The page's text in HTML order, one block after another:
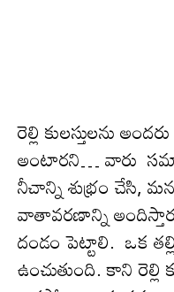
రెల్లి కులస్తులను
అంటారని… వారు
నీచాన్ని శుభ్రం చేసి,
వాతావరణాన్ని
దండం పెట్టాలి. ఒక
ఉంచుతుంది. కాని రెల్లి